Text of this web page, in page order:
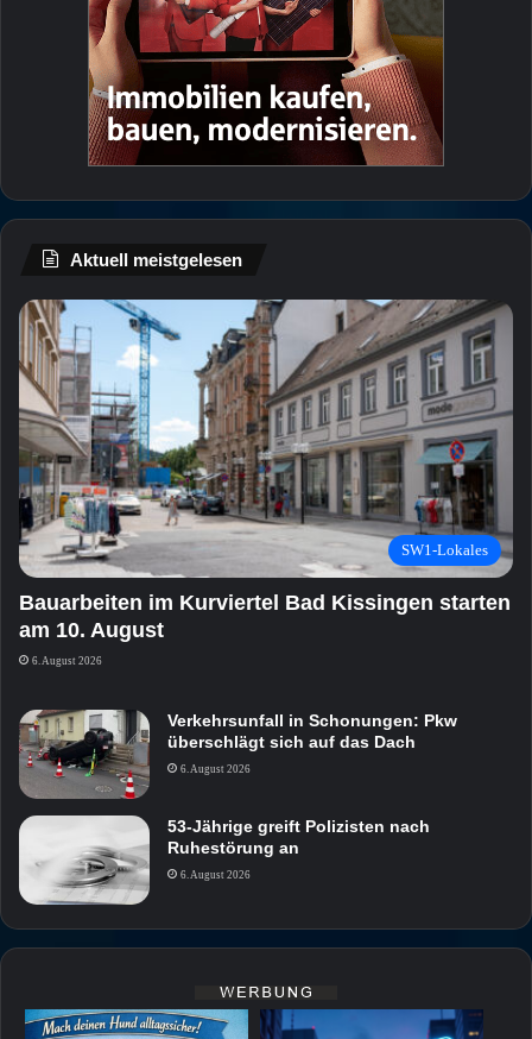
Aktuell meistgelesen
SW1-Lokales
Bauarbeiten im Kurviertel Bad Kissingen starten
am 10. August
6. August 2026
Verkehrsunfall in Schonungen: Pkw
überschlägt sich auf das Dach
6. August 2026
53-Jährige greift Polizisten nach
Ruhestörung an
6. August 2026